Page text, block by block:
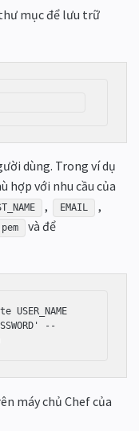
mục để lưu trữ
dùng. Trong ví dụ
hợp với nhu cầu của
, EMAIL
,
và để
--
máy chủ Chef của